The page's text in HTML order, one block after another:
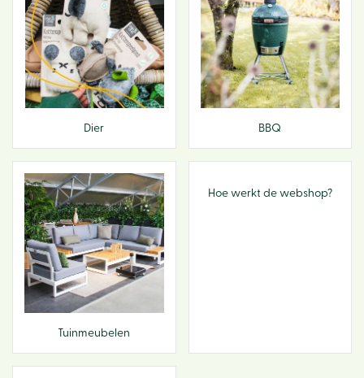
Dier BBQ
Tuinmeubelen
Hoe werkt de webshop?